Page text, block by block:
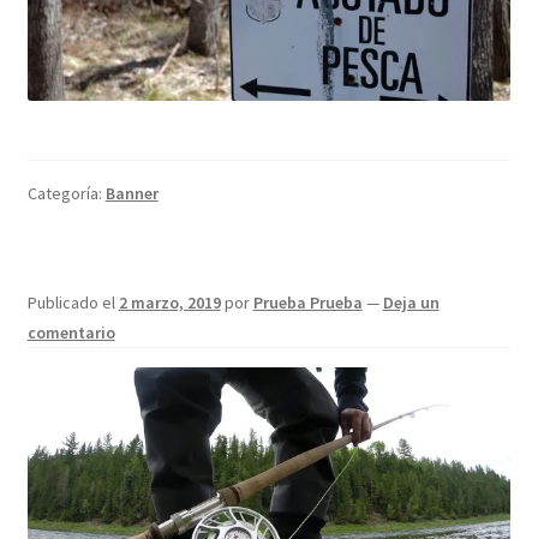
Regístrate al canal de noticias
Categoría: Banner
Publicado el 2 marzo, 2019por Prueba Prueba — Deja un
comentario